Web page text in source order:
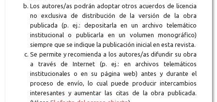
Los autores/as podrán adoptar otros acuerdos de licencia
no exclusiva de distribución de la versión de la obra
publicada (p. ej.: depositarla en un archivo telemático
institucional o publicarla en un volumen monográfico)
siempre que se indique la publicación inicial en esta revista.
Se permite y recomienda a los autores/as difundir su obra
a través de Internet (p. ej.: en archivos telemáticos
institucionales o en su página web) antes y durante el
proceso de envío, lo cual puede producir intercambios
interesantes y aumentar las citas de la obra publicada.